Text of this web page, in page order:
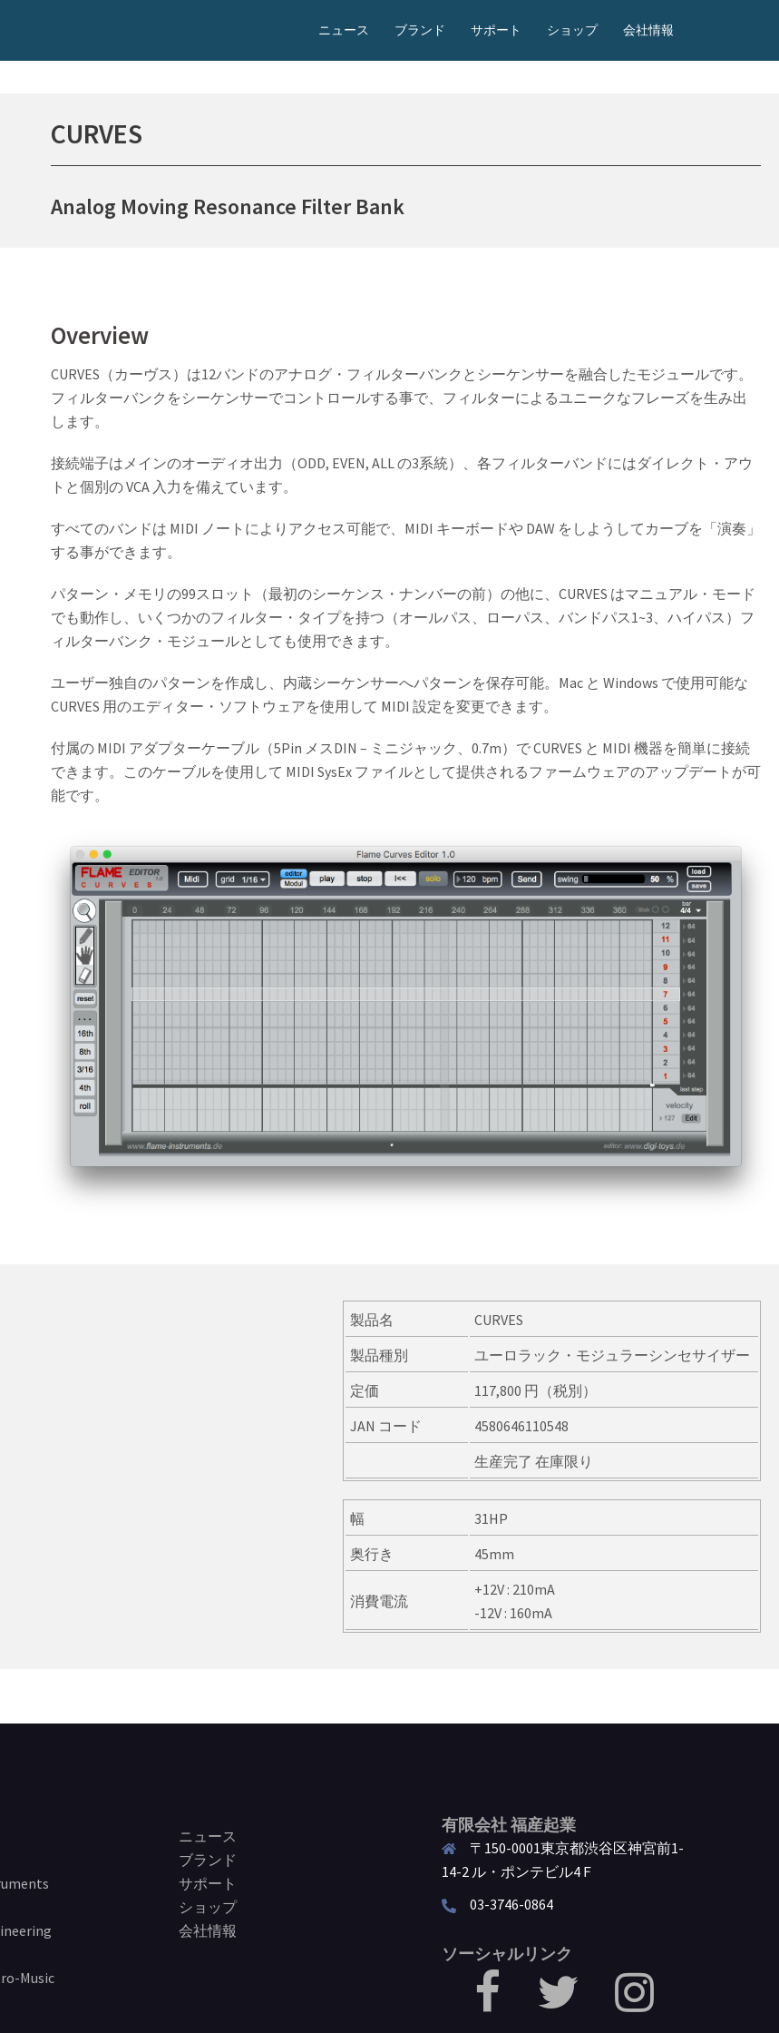
ニュース ブランド サポート ショップ 会社情報
CURVES
Analog Moving Resonance Filter Bank
Overview
CURVES（カーヴス）は12バンドのアナログ・フィルターバンクとシーケンサーを融合したモジュールです。
フィルターバンクをシーケンサーでコントロールする事で、フィルターによるユニークなフレーズを生み出
します。
接続端子はメインのオーディオ出力（ODD, EVEN, ALL の3系統）、各フィルターバンドにはダイレクト・アウ
トと個別の VCA 入力を備えています。
すべてのバンドは MIDI ノートによりアクセス可能で、MIDI キーボードや DAW をしようしてカーブを「演奏」
する事ができます。
パターン・メモリの99スロット（最初のシーケンス・ナンバーの前）の他に、CURVES はマニュアル・モード
でも動作し、いくつかのフィルター・タイプを持つ（オールパス、ローパス、バンドパス1~3、ハイパス）フ
ィルターバンク・モジュールとしても使用できます。
ユーザー独自のパターンを作成し、内蔵シーケンサーへパターンを保存可能。Mac と Windows で使用可能な
CURVES 用のエディター・ソフトウェアを使用して MIDI 設定を変更できます。
付属の MIDI アダプターケーブル（5Pin メスDIN – ミニジャック、0.7m）で CURVES と MIDI 機器を簡単に接続
できます。このケーブルを使用して MIDI SysEx ファイルとして提供されるファームウェアのアップデートが可
能です。
製品名
CURVES
製品種別
ユーロラック・モジュラーシンセサイザー
定価
117,800 円（税別）
JAN コード
4580646110548
生産完了 在庫限り
幅
31HP
奥行き
45mm
消費電流
+12V : 210mA
-12V : 160mA
Music
ニュース
ブランド
サポート
ショップ
会社情報
有限会社 福産起業
〒150-0001東京都渋谷区神宮前1-
14-2 ル・ポンテビル4Ｆ
03-3746-0864
ソーシャルリンク
facebook Twitter